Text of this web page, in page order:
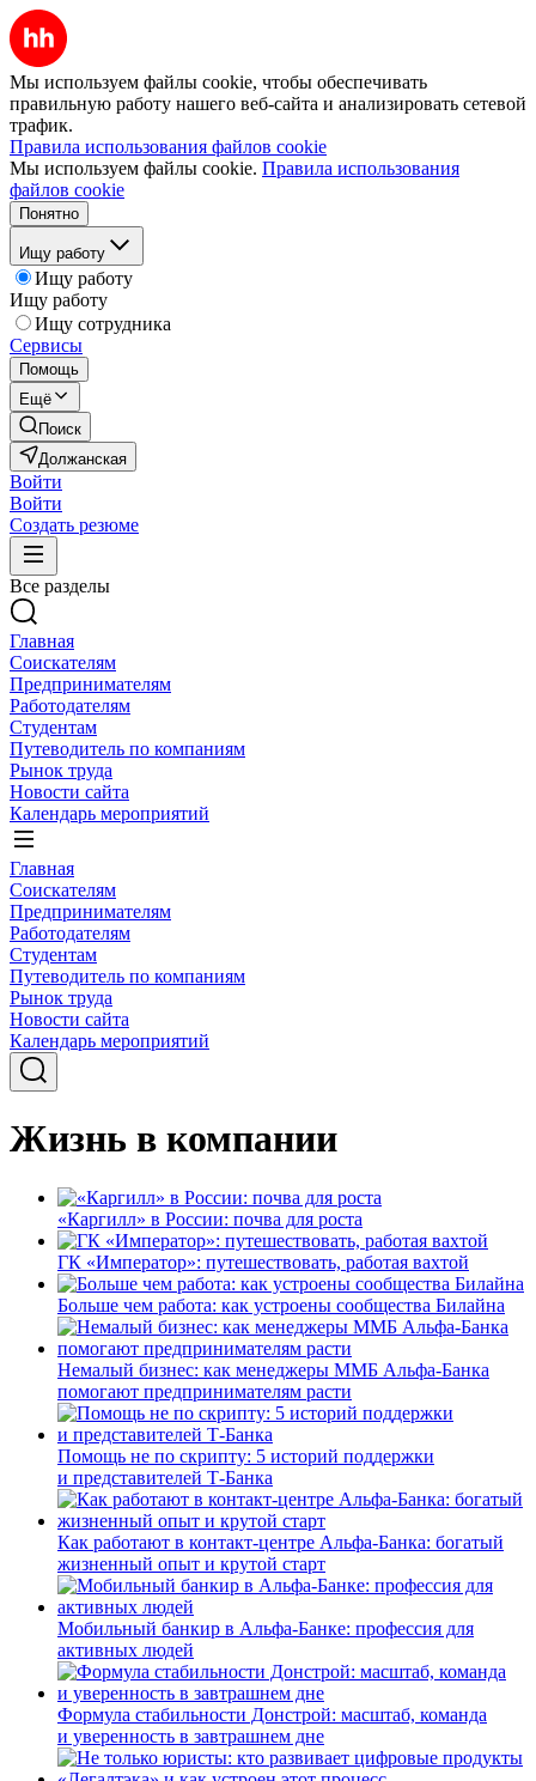
Мы используем файлы cookie, чтобы обеспечивать
правильную работу нашего веб-сайта и анализировать сетевой
трафик.
Правила использования файлов cookie
Мы используем файлы cookie. Правила использования
файлов cookie
Понятно
Ищу работу
Ищу работу
Ищу работу
Ищу сотрудника
Сервисы
Помощь
Ещё
Поиск
Должанская
Войти
Войти
Создать резюме
Все разделы
Главная
Соискателям
Предпринимателям
Работодателям
Студентам
Путеводитель по компаниям
Рынок труда
Новости сайта
Календарь мероприятий
Главная
Соискателям
Предпринимателям
Работодателям
Студентам
Путеводитель по компаниям
Рынок труда
Новости сайта
Календарь мероприятий
Жизнь в компании
«Каргилл» в России: почва для роста
ГК «Император»: путешествовать, работая вахтой
Больше чем работа: как устроены сообщества Билайна
Немалый бизнес: как менеджеры ММБ Альфа-Банка
помогают предпринимателям расти
Помощь не по скрипту: 5 историй поддержки
и представителей Т-Банка
Как работают в контакт-центре Альфа-Банка: богатый
жизненный опыт и крутой старт
Мобильный банкир в Альфа-Банке: профессия для
активных людей
Формула стабильности Донстрой: масштаб, команда
и уверенность в завтрашнем дне